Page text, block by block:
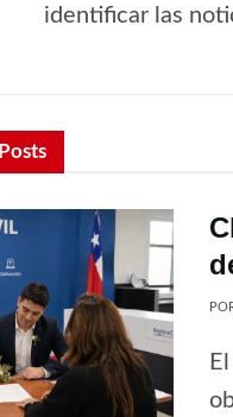
identificar las
Posts